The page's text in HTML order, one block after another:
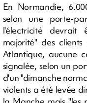
En Normandie,
selon une porte-
l'électricité
majorité" des
Atlantique, aucune
signalée, selon un
d'un "dimanche
violents a été levée